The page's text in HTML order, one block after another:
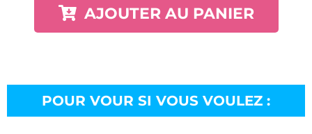
AJOUTER AU PANIER
POUR VOUR SI VOUS VOULEZ :